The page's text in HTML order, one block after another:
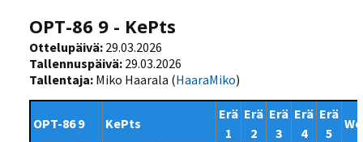
OPT-86 9 - KePts
Ottelupäivä: 29.03.2026
Tallennuspäivä: 29.03.2026
Tallentaja: Miko Haarala (HaaraMiko)
OPT-86 9 KePts
Erä
1
Erä
2
Erä
3
Erä
4
Erä
5
Wo